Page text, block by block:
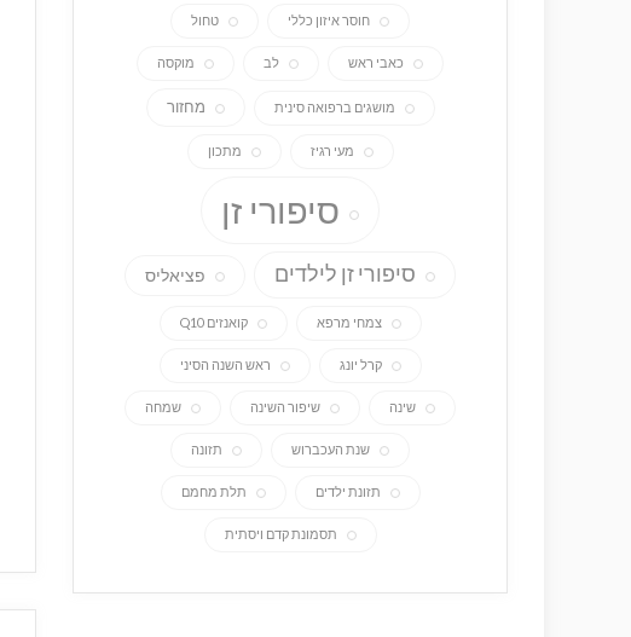
חוסר איזון כללי טחול
כאבי ראש לב מוקסה
מושגים ברפואה סינית מחזור
מעי רגיז מתכון
סיפורי זן
סיפורי זן לילדים פציאליס
צמחי מרפא קואנזים Q10
קרל יונג ראש השנה הסיני
שינה שיפור השינה שמחה
שנת העכברוש תזונה
תזונת ילדים תלת מחמם
תסמונת קדם ויסתית